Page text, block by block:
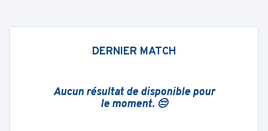
DERNIER MATCH
Aucun résultat de disponible pour
le moment. 😔